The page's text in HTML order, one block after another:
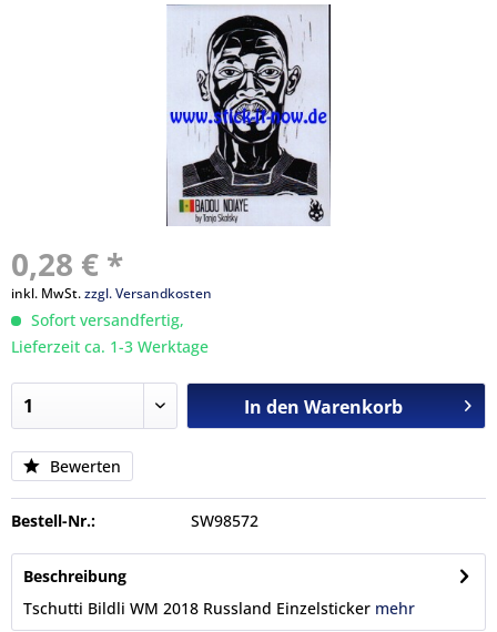
0,28 € *
inkl. MwSt.zzgl. Versandkosten
Sofort versandfertig,
Lieferzeit ca. 1-3 Werktage
In den Warenkorb
Bewerten
Bestell-Nr.: SW98572
Beschreibung
Tschutti Bildli WM 2018 Russland Einzelsticker mehr